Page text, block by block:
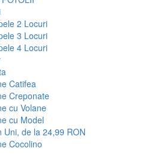
2 Locuri
3 Locuri
4 Locuri
Catifea
Creponate
cu Volane
cu Model
Uni, de la 24,99 RON
Cocolino